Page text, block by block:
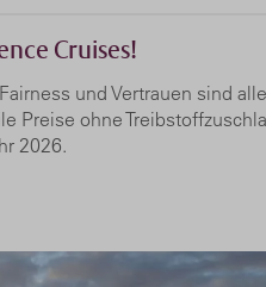
Cruises!
und Vertrauen sind
Preise ohne
2026.